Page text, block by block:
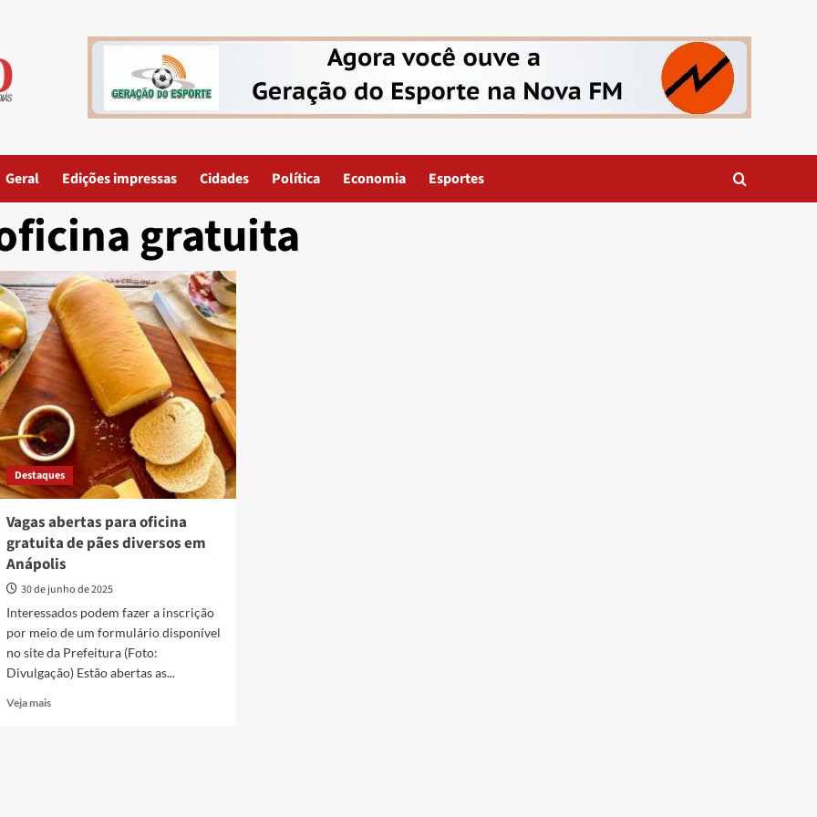
Geral Edições impressas Cidades Política Economia Esportes
gratuita
Destaques
Vagas abertas para oficina
gratuita de pães diversos em
Anápolis
30 de junho de 2025
Interessados podem fazer a inscrição
por meio de um formulário disponível
no site da Prefeitura (Foto:
Divulgação) Estão abertas as...
Veja maisRead